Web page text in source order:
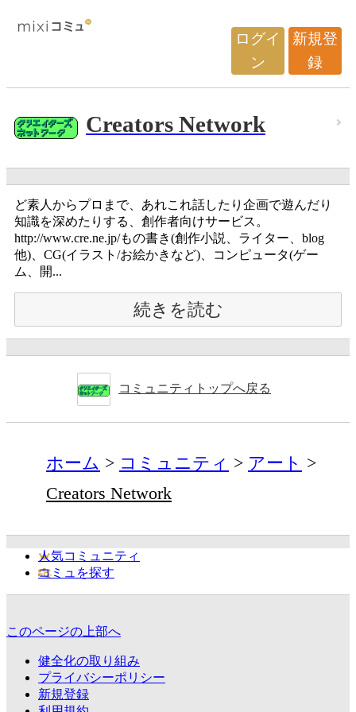
ログイ
ン
新規登
録
Creators Network
ど素人からプロまで、あれこれ話したり企画で遊んだり
知識を深めたりする、創作者向けサービス。
http://www.cre.ne.jp/もの書き(創作小説、ライター、blog
他)、CG(イラスト/お絵かきなど)、コンピュータ(ゲー
ム、開...
続きを読む
コミュニティトップへ戻る
ホーム コミュニティ
アート
Creators Network
人気コミュニティ
コミュを探す
このページの上部へ
健全化の取り組み
プライバシーポリシー
新規登録